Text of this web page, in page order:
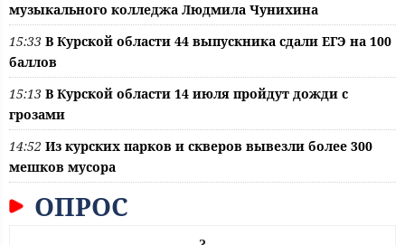
музыкального колледжа Людмила Чунихина
15:33 В Курской области 44 выпускника сдали ЕГЭ на 100
баллов
15:13 В Курской области 14 июля пройдут дожди с
грозами
14:52 Из курских парков и скверов вывезли более 300
мешков мусора
ОПРОС